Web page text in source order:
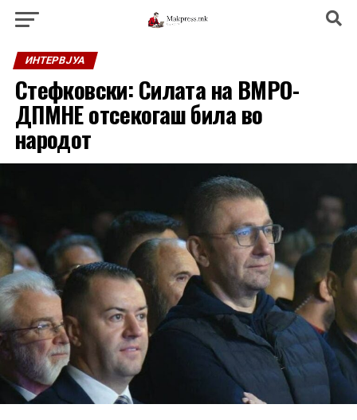
ИНТЕРВЈУА
Стефковски: Силата на ВМРО-
ДПМНЕ отсекогаш била во
народот